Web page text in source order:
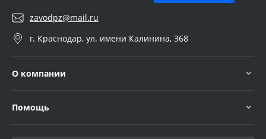
zavodpz@mail.ru
г. Краснодар, ул. имени Калинина, 368
О компании
Помощь